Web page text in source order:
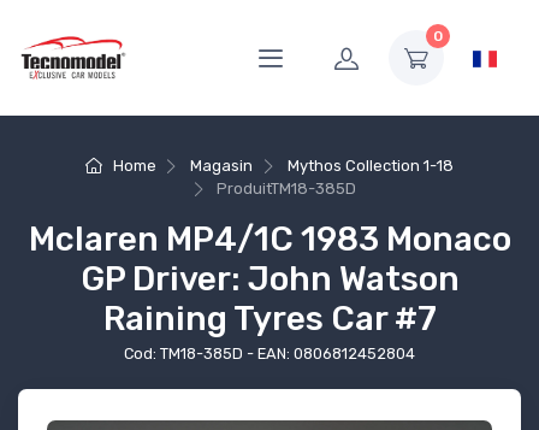
0
Home Magasin
Mythos Collection 1-18
ProduitTM18-385D
Mclaren MP4/1C 1983 Monaco
GP Driver: John Watson
Raining Tyres Car #7
Cod: TM18-385D - EAN: 0806812452804